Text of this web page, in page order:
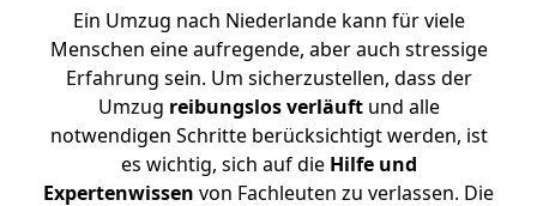
Ein Umzug nach Niederlande kann für viele
Menschen eine aufregende, aber auch stressige
Erfahrung sein. Um sicherzustellen, dass der
Umzug reibungslos verläuftund alle
notwendigen Schritte berücksichtigt werden, ist
es wichtig, sich auf die Hilfe und
Expertenwissen von Fachleuten zu verlassen. Die